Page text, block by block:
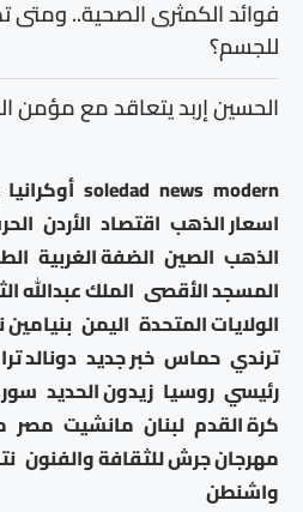
فوائد الكمثرى الصحية.. ومتى
للجسم؟
الحسين إربد يتعاقد مع مؤمن
modern
news
soledad أوكرانيا
اسعار الذهب اقتصاد الأردن
الذهب الصين الضفة الغربية
المسجد الأقصى الملك عبدالله
الولايات المتحدة اليمن بنيامين
ترندي حماس خبر جديد دونالد
رئيسي روسيا زيدون الحديد
كرة القدم لبنان مانشيت مصر
مهرجان جرش للثقافة والفنون
واشنطن